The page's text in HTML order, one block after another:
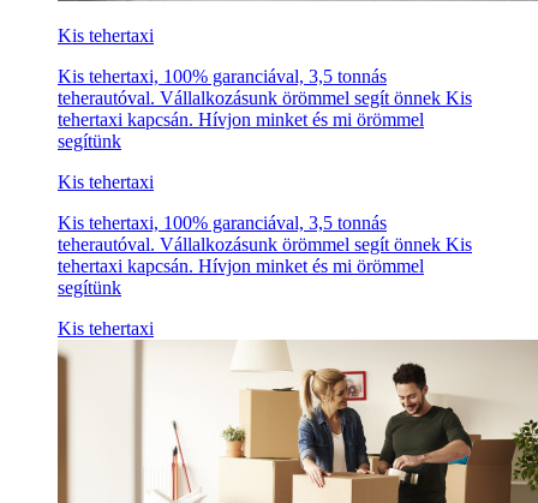
Kis tehertaxi
Kis tehertaxi, 100% garanciával, 3,5 tonnás
teherautóval. Vállalkozásunk örömmel segít önnek Kis
tehertaxi kapcsán. Hívjon minket és mi örömmel
segítünk
Kis tehertaxi
Kis tehertaxi, 100% garanciával, 3,5 tonnás
teherautóval. Vállalkozásunk örömmel segít önnek Kis
tehertaxi kapcsán. Hívjon minket és mi örömmel
segítünk
Kis tehertaxi